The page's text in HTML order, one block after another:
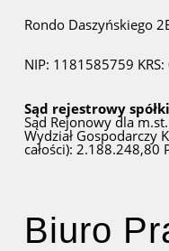
Rondo Daszyńskiego
NIP: 1181585759
Sąd rejestrowy spółki
Sąd Rejonowy dla
Wydział Gospodarczy
całości): 2.188.248,80
Biuro